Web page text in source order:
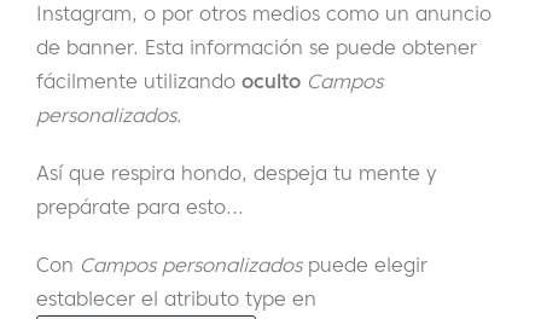
Instagram, o por otros medios como un anuncio
de banner. Esta información se puede obtener
fácilmente utilizando oculto Campos
personalizados.
Así que respira hondo, despeja tu mente y
prepárate para esto...
Con Campos personalizadospuede elegir
establecer el atributo type en